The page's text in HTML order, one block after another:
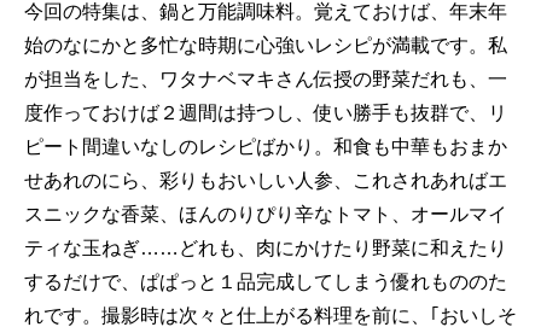
今回の特集は、鍋と万能調味料。覚えておけば、年末年
始のなにかと多忙な時期に心強いレシピが満載です。私
が担当をした、ワタナベマキさん伝授の野菜だれも、一
度作っておけば２週間は持つし、使い勝手も抜群で、リ
ピート間違いなしのレシピばかり。和食も中華もおまか
せあれのにら、彩りもおいしい人参、これされあればエ
スニックな香菜、ほんのりぴり辛なトマト、オールマイ
ティな玉ねぎ……どれも、肉にかけたり野菜に和えたり
するだけで、ぱぱっと１品完成してしまう優れもののた
れです。撮影時は次々と仕上がる料理を前に、｢おいしそ